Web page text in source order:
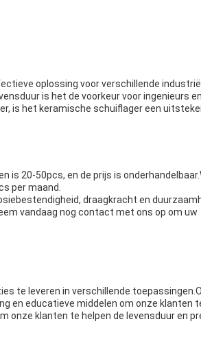
oplossing voor verschillende
is het de voorkeur voor ingenieurs
is het keramische schuiflager een
is 20-50pcs, en de prijs is
per maand.
draagkracht en
vandaag nog contact met ons op om uw
te leveren in verschillende
en educatieve middelen om onze klanten
onze klanten te helpen de levensduur en